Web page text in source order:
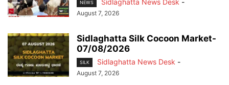
NEWS
August 7, 2026
Sidlaghatta Silk Cocoon Market-
07/08/2026
SILK Sidlaghatta News Desk -
August 7, 2026